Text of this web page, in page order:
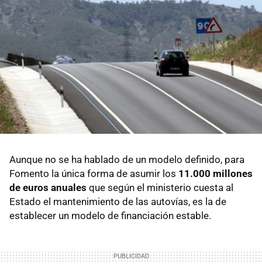
Aunque no se ha hablado de un modelo definido, para
Fomento la única forma de asumir los 11.000 millones
de euros anuales que según el ministerio cuesta al
Estado el mantenimiento de las autovías, es la de
establecer un modelo de financiación estable.